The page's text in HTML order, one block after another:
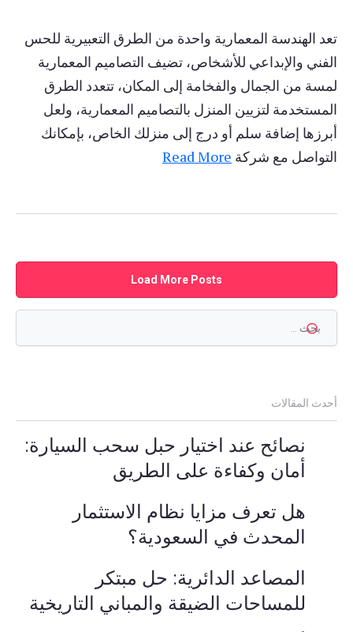
تعد الهندسة المعمارية واحدة من الطرق التعبيرية للحس
الفني والإبداعي للأشخاص، تضيف التصاميم المعمارية
لمسة من الجمال والفخامة إلى المكان، تتعدد الطرق
المستخدمة لتزيين المنزل بالتصاميم المعمارية، ولعل
أبرزها إضافة سلم أو درج إلى منزلك الخاص، بإمكانك
التواصل مع شركة Read More
Load More Posts
أحدث المقالات
نصائح عند اختيار حبل سحب السيارة:
أمان وكفاءة على الطريق
هل تعرف مزايا نظام الاستثمار
المحدث في السعودية؟
المصاعد الدائرية: حل مبتكر
للمساحات الضيقة والمباني التاريخية